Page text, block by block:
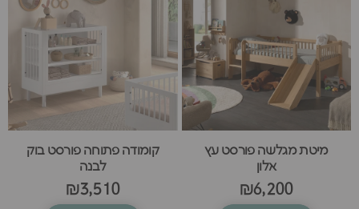
מיטת מגלשה פורסט עץ
אלון
₪6,200
קומודה פתוחה פורסט בוק
לבנה
₪3,510